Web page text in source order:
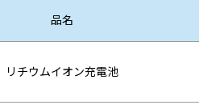
品名
リチウムイオン充電池